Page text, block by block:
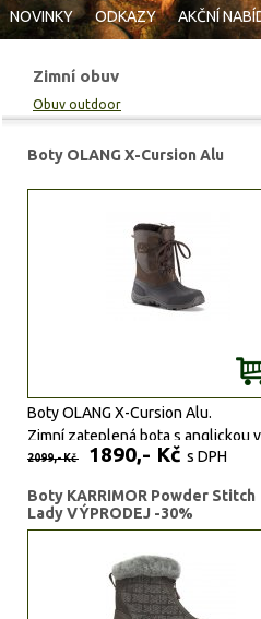
NOVINKY ODKAZY AKČNÍ
Zimní obuv
Obuv outdoor
Boty OLANG X-Cursion Alu
Boty OLANG X-Cursion Alu.
Zimní zateplená bota s anglickou
Izolační vložka AL do -30C.
Materiál: Kůže, Pryž.
2099,- Kč 1890,- Kč s DPH
Boty KARRIMOR Powder Stitch
Lady VÝPRODEJ -30%